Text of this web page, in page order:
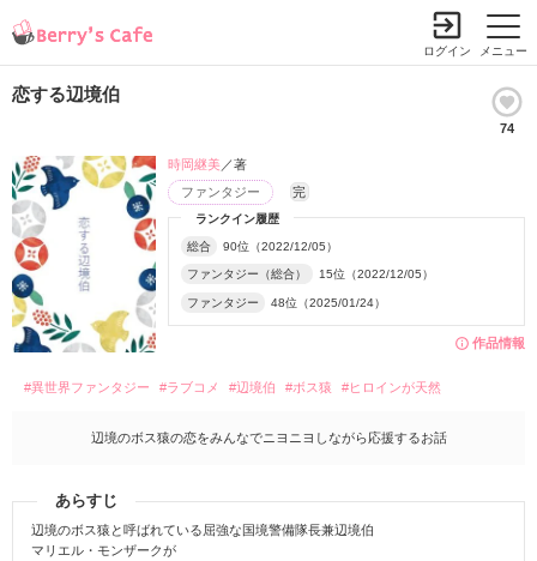
メニュー
ログイン
恋する辺境伯
74
作品情報
ランクイン履歴
総合 90位（2022/12/05）
ファンタジー（総合） 15位（2022/12/05）
ファンタジー 48位（2025/01/24）
ファンタジー 完
時岡継美／著
#異世界ファンタジー #ラブコメ #辺境伯 #ボス猿 #ヒロインが天然
辺境のボス猿の恋をみんなでニヨニヨしながら応援するお話
あらすじ
辺境のボス猿と呼ばれている屈強な国境警備隊長兼辺境伯
マリエル・モンザークが